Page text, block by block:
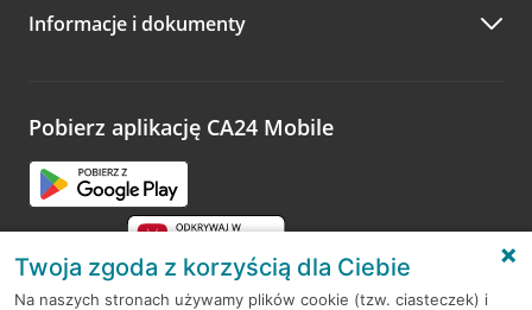
Zachęcamy do podzielenia się z nami opinią o wizycie.
opinie.
Informacje i dokumenty
Pobierz aplikację CA24 Mobile
Twoja zgoda z korzyścią dla Ciebie
Na naszych stronach używamy plików cookie (tzw. ciasteczek) i